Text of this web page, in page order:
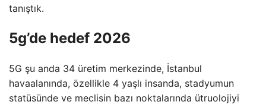
tanıştık.
5g’de hedef 2026
5G şu anda 34 üretim merkezinde, İstanbul
havaalanında, özellikle 4 yaşlı insanda, stadyumun
statüsünde ve meclisin bazı noktalarında ütruolojiyi